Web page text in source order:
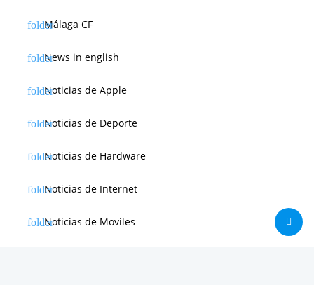
Málaga CF
News in english
Noticias de Apple
Noticias de Deporte
Noticias de Hardware
Noticias de Internet
Noticias de Moviles